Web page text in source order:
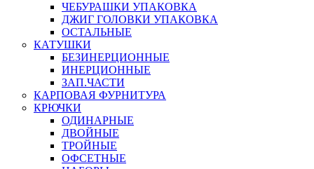
ЧЕБУРАШКИ УПАКОВКА
ДЖИГ ГОЛОВКИ УПАКОВКА
ОСТАЛЬНЫЕ
КАТУШКИ
БЕЗИНЕРЦИОННЫЕ
ИНЕРЦИОННЫЕ
ЗАП.ЧАСТИ
КАРПОВАЯ ФУРНИТУРА
КРЮЧКИ
ОДИНАРНЫЕ
ДВОЙНЫЕ
ТРОЙНЫЕ
ОФСЕТНЫЕ